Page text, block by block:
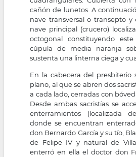
cañón de lunetos. A
nave transversal o transepto
nave principal (crucero)
octogonal constituyendo
cúpula de media naranja
sustenta una linterna ciega y
En la cabecera del presbiterio
plano, al que se abren dos
a cada lado, cerradas con
Desde ambas sacristías se
enterramientos (localizada
donde se encuentran
don Bernardo García y su tío,
de Felipe IV y natural de
enterró en ella el doctor don